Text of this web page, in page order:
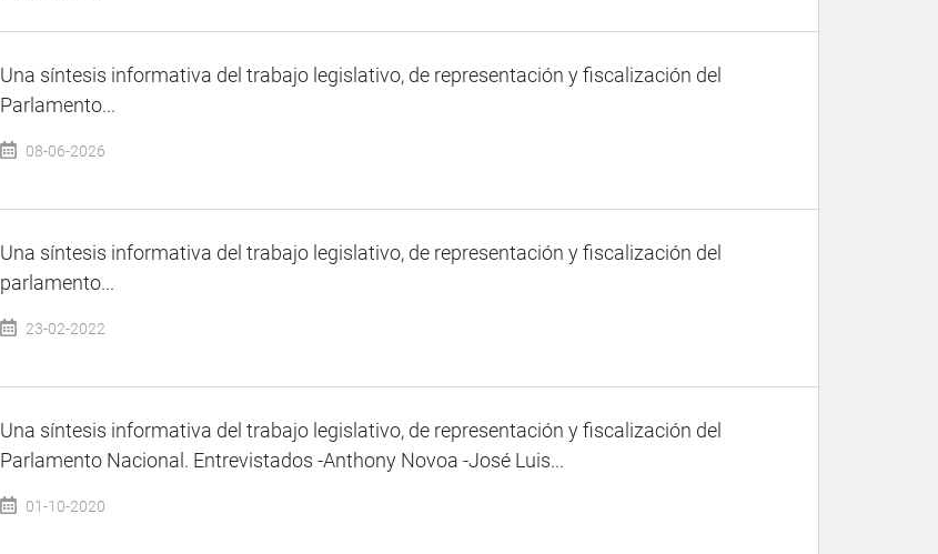
Una síntesis informativa del trabajo legislativo, de representación y fiscalización del
Parlamento...
08-06-2026
Una síntesis informativa del trabajo legislativo, de representación y fiscalización del
parlamento...
23-02-2022
Una síntesis informativa del trabajo legislativo, de representación y fiscalización del
Parlamento Nacional. Entrevistados -Anthony Novoa -José Luis...
01-10-2020